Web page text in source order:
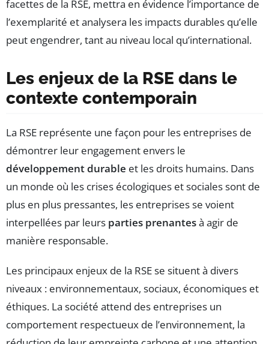
facettes de la RSE, mettra en évidence l’importance de
l’exemplarité et analysera les impacts durables qu’elle
peut engendrer, tant au niveau local qu’international.
Les enjeux de la RSE dans le
contexte contemporain
La RSE représente une façon pour les entreprises de
démontrer leur engagement envers le
développement durable et les droits humains. Dans
un monde où les crises écologiques et sociales sont de
plus en plus pressantes, les entreprises se voient
interpellées par leurs parties prenantesà agir de
manière responsable.
Les principaux enjeux de la RSE se situent à divers
niveaux : environnementaux, sociaux, économiques et
éthiques. La société attend des entreprises un
comportement respectueux de l’environnement, la